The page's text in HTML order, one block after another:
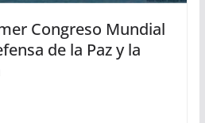
Congreso Mundial
de la Paz y la